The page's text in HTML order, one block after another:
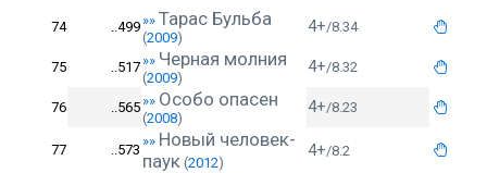
74 ..499»» Тарас Бульба
(2009)
4+/8.34
75 ..517»» Черная молния
(2009)
4+/8.32
76 ..565»» Особо опасен
(2008)
4+/8.23
77 ..573
»» Новый человек-
паук (2012)
4+/8.2